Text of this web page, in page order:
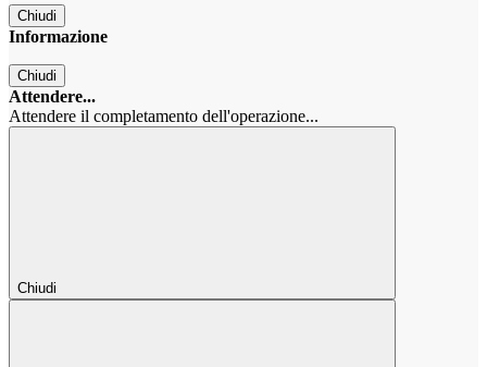
Chiudi
Informazione
Chiudi
Attendere...
Attendere il completamento dell'operazione...
Chiudi